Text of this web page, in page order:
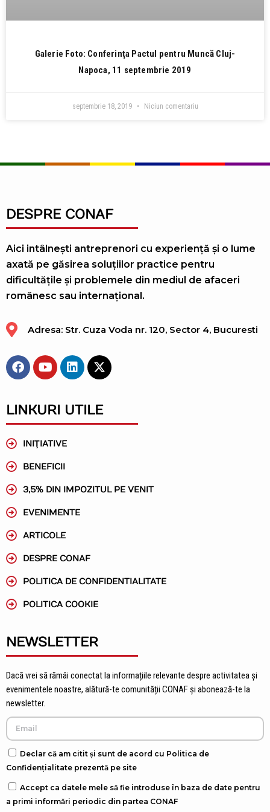
Galerie Foto: Conferinţa Pactul pentru Muncă Cluj-
Napoca, 11 septembrie 2019
septembrie 18, 2019 Niciun comentariu
DESPRE CONAF
Aici intâlnești antreprenori cu experiență și o lume
axată pe găsirea soluțiilor practice pentru
dificultățile și problemele din mediul de afaceri
românesc sau internațional.
Adresa: Str. Cuza Voda nr. 120, Sector 4, Bucuresti
LINKURI UTILE
INIŢIATIVE
BENEFICII
3,5% DIN IMPOZITUL PE VENIT
EVENIMENTE
ARTICOLE
DESPRE CONAF
POLITICA DE CONFIDENTIALITATE
POLITICA COOKIE
NEWSLETTER
Dacă vrei să rămâi conectat la informațiile relevante despre activitatea și
evenimentele noastre, alătură-te comunității CONAF și abonează-te la
newsletter.
Declar că am citit și sunt de acord cu Politica de
Confidențialitate prezentă pe site
Accept ca datele mele să fie introduse în baza de date pentru
a primi informări periodic din partea CONAF